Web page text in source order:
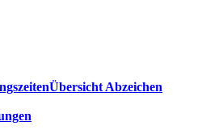
Übersicht Abzeichen